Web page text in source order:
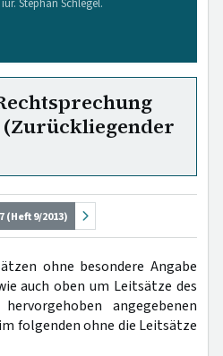
Stephan Schlegel.
(Heft 9/2013)
ohne besondere Angabe
auch oben um Leitsätze des
angegebenen
folgenden ohne die Leitsätze